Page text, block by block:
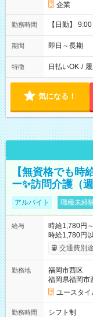
企業
勤務時間 【日勤】
期間 即日～長期
特徴 日払いOK /
気になる！
【無資格でも時
ー✨訪問介護（
アルバイト 職種未経
給与
時給1,780円～
時給1,780円
考慮して決定します 【収入例】 週1回勤
間×4回=5万6,960円 週3回勤務の場合：
月 ※ 雇用形態
用形態：本採
交通費別
勤務地
福岡市西区
福岡県福岡市
ユースタイ
勤務時間
シフト制